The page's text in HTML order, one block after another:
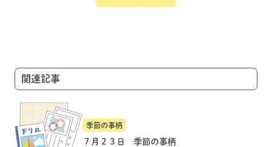
ョ
ン関連記事
季節の事柄
７月２３日 季節の事柄